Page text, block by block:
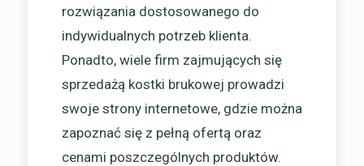
rozwiązania dostosowanego do
indywidualnych potrzeb klienta.
Ponadto, wiele firm zajmujących się
sprzedażą kostki brukowej prowadzi
swoje strony internetowe, gdzie można
zapoznać się z pełną ofertą oraz
cenami poszczególnych produktów.